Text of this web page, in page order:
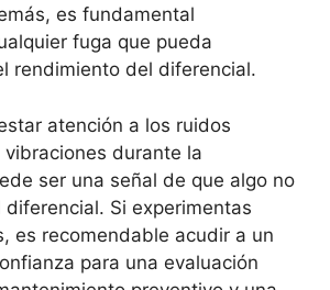
es fundamental
fuga que pueda
rendimiento del diferencial.
atención a los ruidos
vibraciones durante la
ser una señal de que algo no
Si experimentas
es recomendable acudir a un
para una evaluación